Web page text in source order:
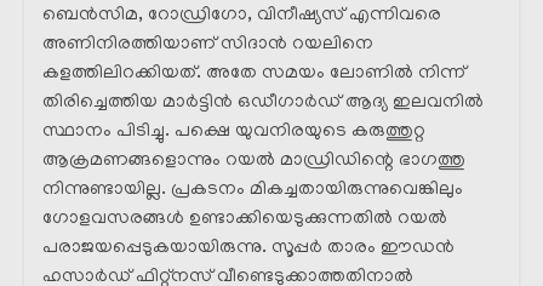
ബെൻസിമ, റോഡ്രിഗോ, വിനീഷ്യസ് എന്നിവരെ
അണിനിരത്തിയാണ് സിദാൻ റയലിനെ
കളത്തിലിറക്കിയത്. അതേ സമയം ലോണിൽ നിന്ന്
തിരിച്ചെത്തിയ മാർട്ടിൻ ഒഡീഗാർഡ് ആദ്യ ഇലവനിൽ
സ്ഥാനം പിടിച്ചു. പക്ഷെ യുവനിരയുടെ കരുത്തുറ്റ
ആക്രമണങ്ങളൊന്നും റയൽ മാഡ്രിഡിന്റെ ഭാഗത്തു
നിന്നുണ്ടായില്ല. പ്രകടനം മികച്ചതായിരുന്നുവെങ്കിലും
ഗോളവസരങ്ങൾ ഉണ്ടാക്കിയെടുക്കുന്നതിൽ റയൽ
പരാജയപ്പെടുകയായിരുന്നു. സൂപ്പർ താരം ഈഡൻ
ഹസാർഡ് ഫിറ്റ്നസ് വീണ്ടെടുക്കാത്തതിനാൽ